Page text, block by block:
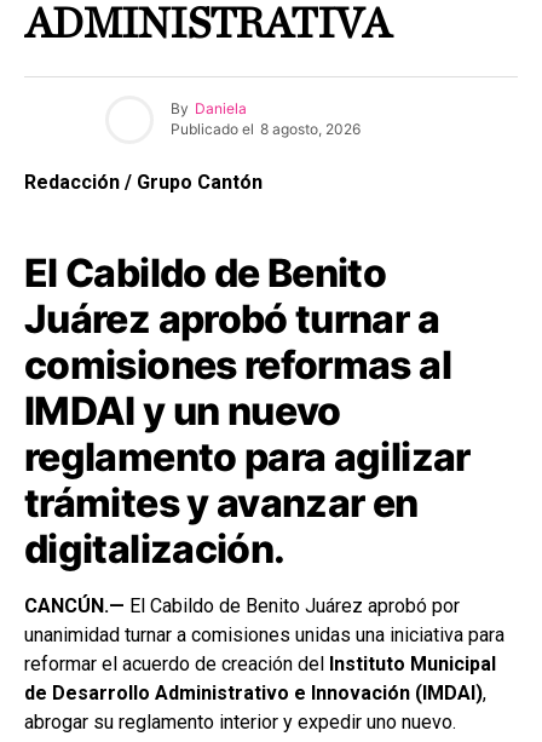
ADMINISTRATIVA
By Daniela
Publicado el 8 agosto, 2026
Redacción / Grupo Cantón
El Cabildo de Benito
Juárez aprobó turnar a
comisiones reformas al
IMDAI y un nuevo
reglamento para agilizar
trámites y avanzar en
digitalización.
CANCÚN.— El Cabildo de Benito Juárez aprobó por
unanimidad turnar a comisiones unidas una iniciativa para
reformar el acuerdo de creación del Instituto Municipal
de Desarrollo Administrativo e Innovación (IMDAI),
abrogar su reglamento interior y expedir uno nuevo.